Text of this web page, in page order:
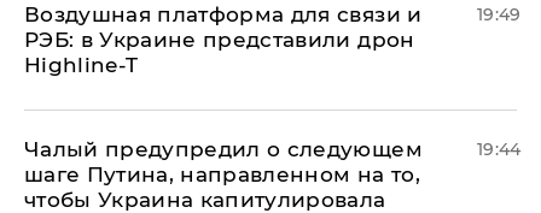
Воздушная платформа для связи и
РЭБ: в Украине представили дрон
Highline-T
19:49
Чалый предупредил о следующем
шаге Путина, направленном на то,
чтобы Украина капитулировала
19:44